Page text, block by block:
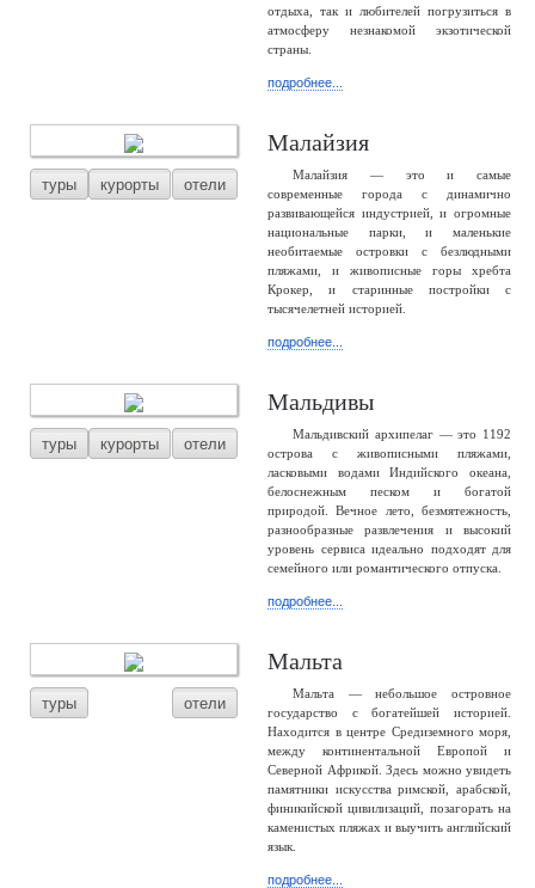
отдыха, так и любителей погрузиться в
атмосферу незнакомой экзотической
страны.
подробнее...
туры курорты отели
Малайзия
Малайзия — это и самые
современные города с динамично
развивающейся индустрией, и огромные
национальные парки, и маленькие
необитаемые островки с безлюдными
пляжами, и живописные горы хребта
Крокер, и старинные постройки с
тысячелетней историей.
подробнее...
туры курорты отели
Мальдивы
Мальдивский архипелаг — это 1192
острова с живописными пляжами,
ласковыми водами Индийского океана,
белоснежным песком и богатой
природой. Вечное лето, безмятежность,
разнообразные развлечения и высокий
уровень сервиса идеально подходят для
семейного или романтического отпуска.
подробнее...
туры отели
Мальта
Мальта — небольшое островное
государство с богатейшей историей.
Находится в центре Средиземного моря,
между континентальной Европой и
Северной Африкой. Здесь можно увидеть
памятники искусства римской, арабской,
финикийской цивилизаций, позагорать на
каменистых пляжах и выучить английский
язык.
подробнее...